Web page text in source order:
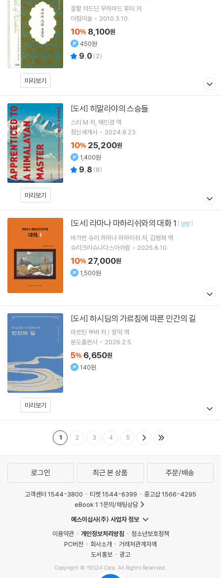
미리보기
잘랄 아드딘 무하마드 루미 저
아침이슬
2010.3.10.
10% 8,100원
450원
9.0 (2)
미리보기
[도서] 히말라야의 스승들
스리 M 저 배민경 역
정신세계사
2024.8.23.
10% 25,200원
1,400원
9.8 (8)
[도서] 라마나 마하리쉬와의 대화 1 [ 양장]
바가반 슈리 라마나 마하리쉬 저 김병채 역
슈리크리슈나다스아쉬람
2025.6.10.
10% 27,000원
1,500원
미리보기
[도서] 하시딤의 가르침에 따른 인간의 길
마르틴 부버 저 / 장익 역
분도출판사
2026.2.5.
5% 6,650원
140원
1 2 3 4 5
로그인 최근 본 상품 주문/배송
고객센터 1544-3800 티켓 1544-6399
중고샵 1566-4295
eBook 1:1문의/채팅상담
예스이십사(주) 사업자 정보
이용약관
개인정보처리방침
청소년보호정책
PC버전
회사소개
거래처관계자께
도서홍보
광고
Copyright © YES24 Corp. All Rights Reserved.